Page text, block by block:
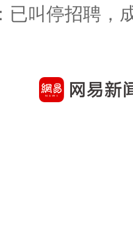
已叫停招聘，